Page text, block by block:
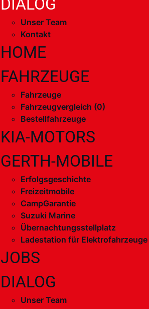
DIALOG
Unser Team
Kontakt
HOME
FAHRZEUGE
Fahrzeuge
Fahrzeugvergleich (0)
Bestellfahrzeuge
KIA-MOTORS
GERTH-MOBILE
Erfolgsgeschichte
Freizeitmobile
CampGarantie
Suzuki Marine
Übernachtungsstellplatz
Ladestation für Elektrofahrzeuge
JOBS
DIALOG
Unser Team